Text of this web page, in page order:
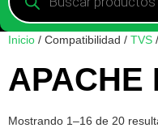
Inicio / Compatibilidad / TVS /
APACHE
Mostrando 1–16 de 20